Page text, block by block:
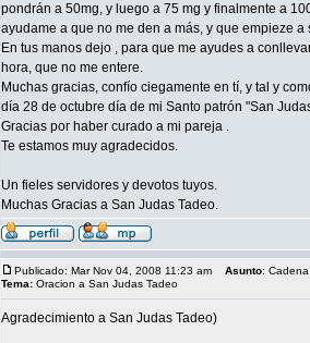
pondrán a 50mg, y luego a 75 mg y finalmente a
ayudame a que no me den a más, y que empieze
En tus manos dejo , para que me ayudes a
hora, que no me entere.
Muchas gracias, confío ciegamente en tí, y tal y
día 28 de octubre día de mi Santo patrón "San
Gracias por haber curado a mi pareja .
Te estamos muy agradecidos.
Un fieles servidores y devotos tuyos.
Muchas Gracias a San Judas Tadeo.
Publicado: Mar Nov 04, 2008 11:23 am Asunto:
Tema: Oracion a San Judas Tadeo
Agradecimiento a San Judas Tadeo)